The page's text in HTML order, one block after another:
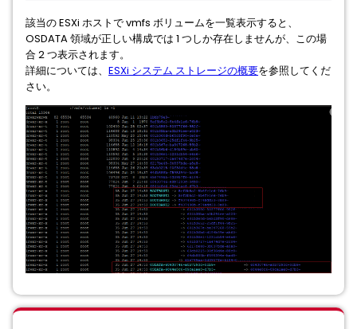
該当の ESXi ホストで vmfs ボリュームを一覧表示すると、
OSDATA 領域が正しい構成では 1 つしか存在しませんが、この場
合 2 つ表示されます。
詳細については、 ESXi システム ストレージの概要を参照してくだ
さい。